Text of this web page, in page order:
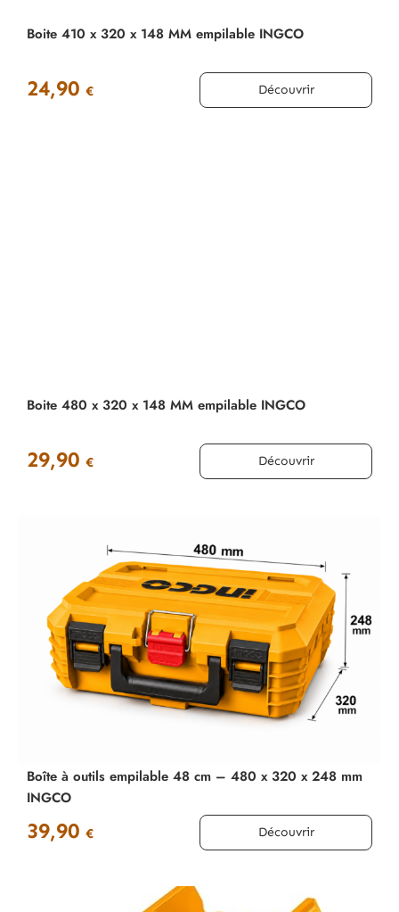
Boite 410 x 320 x 148 MM empilable INGCO
24,90 € Découvrir
Boite 480 x 320 x 148 MM empilable INGCO
29,90 € Découvrir
Boîte à outils empilable 48 cm – 480 x 320 x 248 mm
INGCO
39,90 € Découvrir